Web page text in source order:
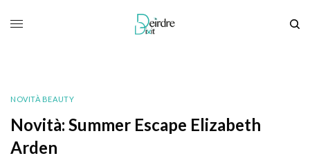
NOVITÀ BEAUTY
Novità: Summer Escape Elizabeth
Arden